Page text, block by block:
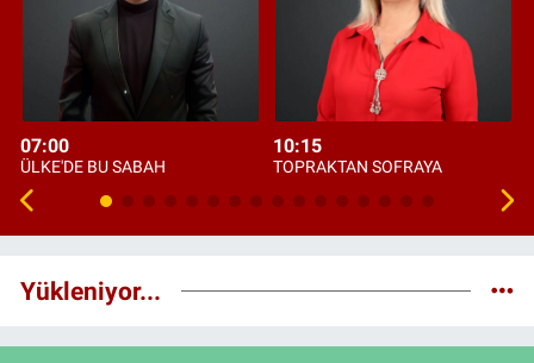
07:00
ÜLKE'DE BU SABAH
10:15
TOPRAKTAN SOFRAYA
Yükleniyor...